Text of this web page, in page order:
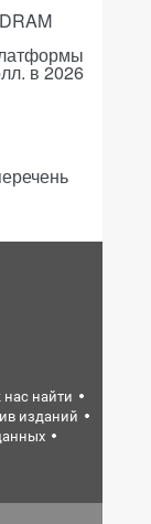
в 2026
нас найти
изданий